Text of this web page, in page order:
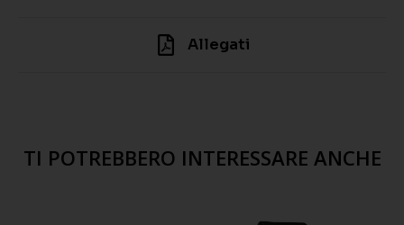
Allegati
TI POTREBBERO INTERESSARE ANCHE